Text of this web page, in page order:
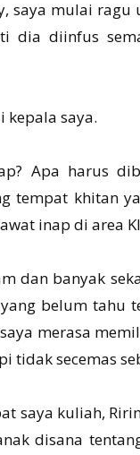
saya mulai
dia diinfus
kepala saya.
Apa harus
tempat khitan
inap di area
dan banyak
belum tahu
merasa
tidak secemas
saya kuliah,
disana